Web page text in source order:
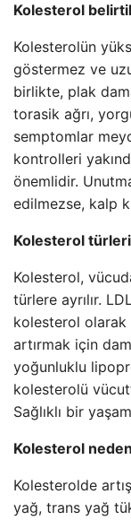
Kolesterol
Kolesterolün
göstermez ve
birlikte, plak
torasik ağrı,
semptomlar
kontrolleri
önemlidir.
edilmezse, kalp
Kolesterol
Kolesterol,
türlere ayrılır.
kolesterol olarak
artırmak için
yoğunluklu
kolesterolü
Sağlıklı bir
Kolesterol
Kolesterolde
yağ, trans yağ